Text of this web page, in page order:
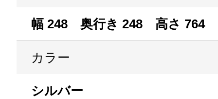
幅 248 奥行き 248 高さ 764
カラー
シルバー